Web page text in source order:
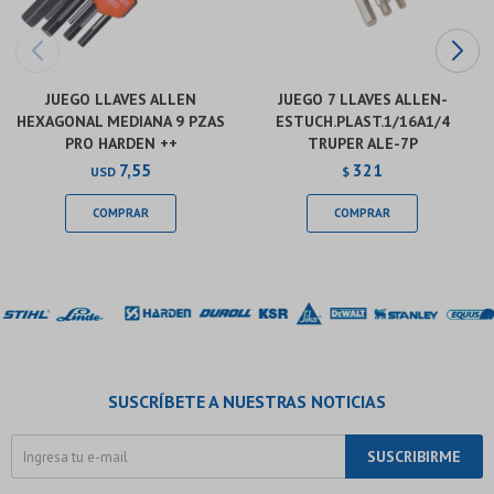
JUEGO LLAVES ALLEN
HEXAGONAL MEDIANA 9 PZAS
PRO HARDEN ++
USD 7,55
JUEGO 7 LLAVES ALLEN-
ESTUCH.PLAST.1/16A1/4
TRUPER ALE-7P
$ 321
SUSCRÍBETE A NUESTRAS NOTICIAS
SUSCRIBIRME